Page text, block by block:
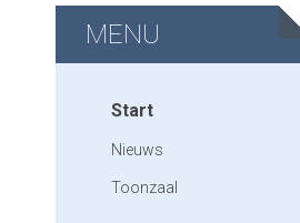
MENU
Start
Nieuws
Toonzaal